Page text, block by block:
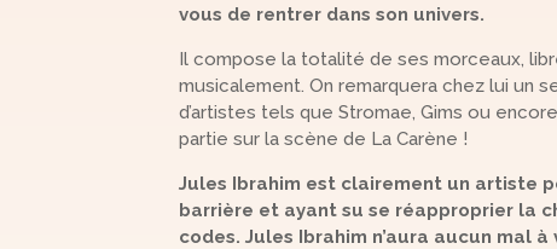
vous de rentrer dans son univers.
Il compose la totalité de ses morceaux,
musicalement. On remarquera chez lui un
d’artistes tels que Stromae, Gims ou
partie sur la scène de La Carène !
Jules Ibrahim est clairement un artiste
barrière et ayant su se réapproprier la
codes. Jules Ibrahim n’aura aucun mal